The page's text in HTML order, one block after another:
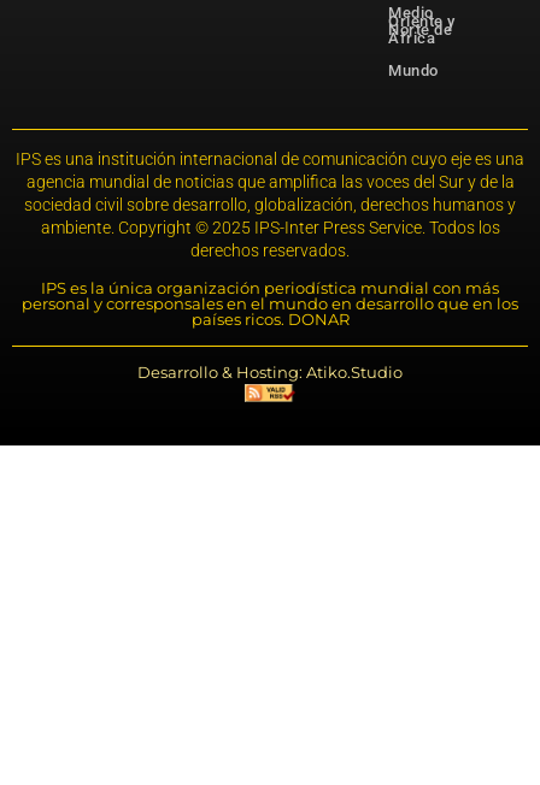
Medio
Oriente y
Norte de
África
Mundo
IPS es una institución internacional de comunicación cuyo eje es una
agencia mundial de noticias que amplifica las voces del Sur y de la
sociedad civil sobre desarrollo, globalización, derechos humanos y
ambiente. Copyright © 2025 IPS-Inter Press Service. Todos los
derechos reservados.
IPS es la única organización periodística mundial con más
personal y corresponsales en el mundo en desarrollo que en los
países ricos. DONAR
Desarrollo & Hosting: Atiko.Studio